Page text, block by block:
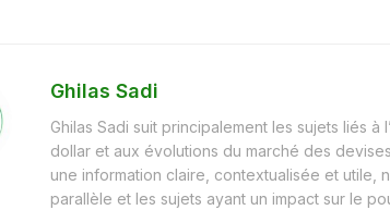
Ghilas Sadi
Ghilas Sadi suit principalement les sujets liés à
dollar et aux évolutions du marché des
une information claire, contextualisée et utile,
parallèle et les sujets ayant un impact sur le